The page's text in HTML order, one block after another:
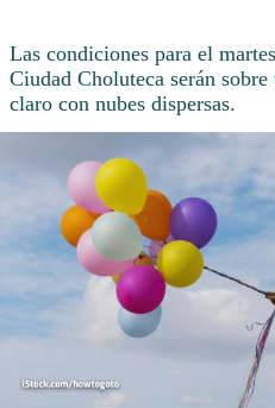
Las condiciones para el
Ciudad Choluteca serán
claro con nubes dispersas.